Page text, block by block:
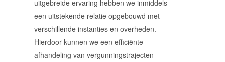
uitgebreide ervaring hebben we inmiddels
een uitstekende relatie opgebouwd met
verschillende instanties en overheden.
Hierdoor kunnen we een efficiënte
afhandeling van vergunningstrajecten